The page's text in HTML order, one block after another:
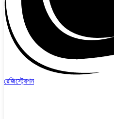
রেজিস্ট্রেশন